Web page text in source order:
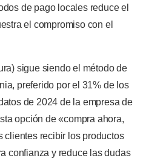
de pago locales reduce el
el compromiso con el
sigue siendo el método de
preferido por el 31% de los
de 2024 de la empresa de
opción de «compra ahora,
clientes recibir los productos
confianza y reduce las dudas